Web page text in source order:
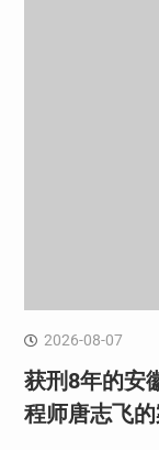
2026-08-07
获刑8年的安
程师唐志飞